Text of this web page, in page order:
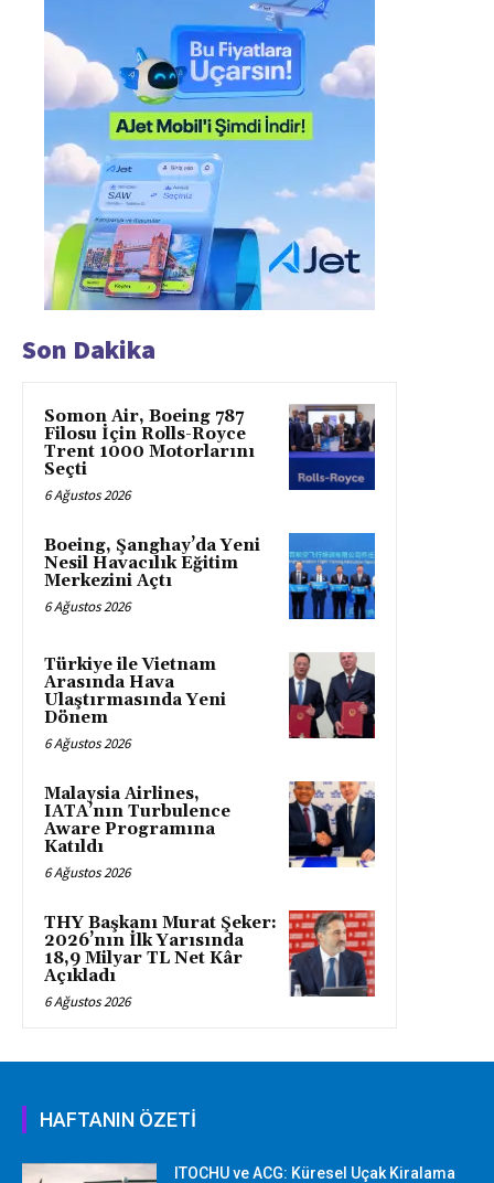
Son Dakika
Somon Air, Boeing 787
Filosu İçin Rolls-Royce
Trent 1000 Motorlarını
Seçti
6 Ağustos 2026
Boeing, Şanghay’da Yeni
Nesil Havacılık Eğitim
Merkezini Açtı
6 Ağustos 2026
Türkiye ile Vietnam
Arasında Hava
Ulaştırmasında Yeni
Dönem
6 Ağustos 2026
Malaysia Airlines,
IATA’nın Turbulence
Aware Programına
Katıldı
6 Ağustos 2026
THY Başkanı Murat Şeker:
2026’nın İlk Yarısında
18,9 Milyar TL Net Kâr
Açıkladı
6 Ağustos 2026
HAFTANIN ÖZETİ
ITOCHU ve ACG: Küresel Uçak Kiralama